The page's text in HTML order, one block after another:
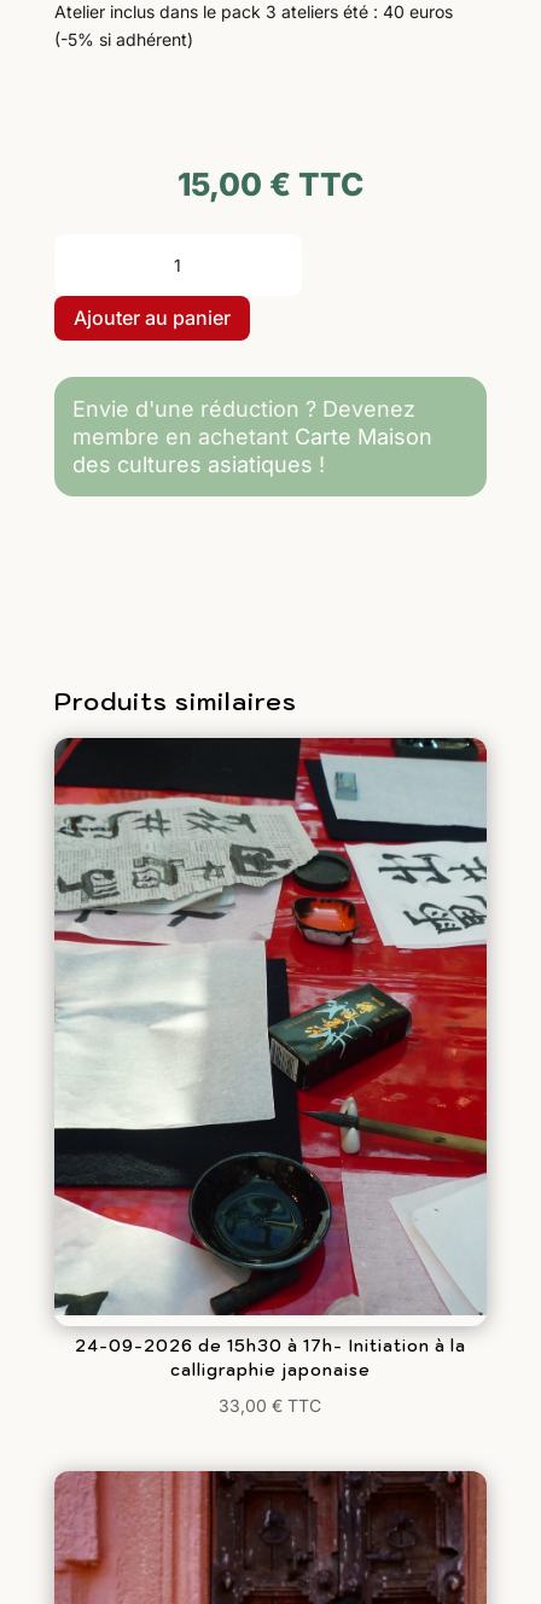
Atelier inclus dans le pack 3 ateliers été : 40 euros
(-5% si adhérent)
15,00 € TTC
08-
07-
de
14h30
16h-
Onigiri
Ajouter au panier
Envie d'une réduction ? Devenez
membre en achetant Carte Maison
des cultures asiatiques !
Produits similaires
24-09-2026 de 15h30 à 17h- Initiation à la
calligraphie japonaise
33,00€ TTC